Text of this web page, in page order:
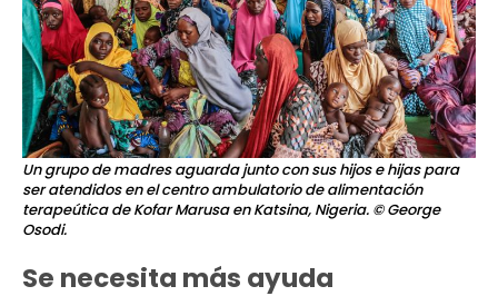
Un grupo de madres aguarda junto con sus hijos e hijas para
ser atendidos en el centro ambulatorio de alimentación
terapeútica de Kofar Marusa en Katsina, Nigeria. © George
Osodi.
Se necesita más ayuda